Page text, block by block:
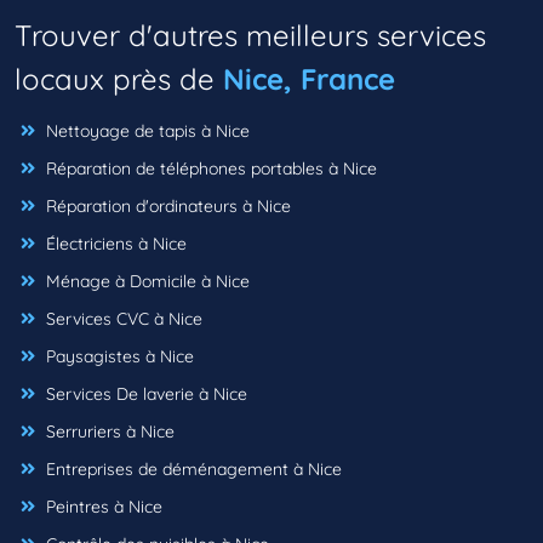
Trouver d'autres meilleurs services
locaux près de Nice, France
Nettoyage de tapis à Nice
Réparation de téléphones portables à Nice
Réparation d'ordinateurs à Nice
Électriciens à Nice
Ménage à Domicile à Nice
Services CVC à Nice
Paysagistes à Nice
Services De laverie à Nice
Serruriers à Nice
Entreprises de déménagement à Nice
Peintres à Nice